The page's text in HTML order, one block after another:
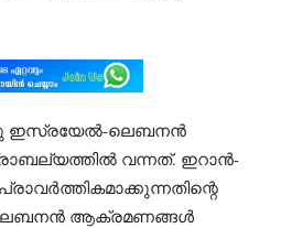
ഇസ്രയേല്‍-ലെബനന്‍
വന്നത്. ഇറാന്‍-
ആക്രമണങ്ങള്‍